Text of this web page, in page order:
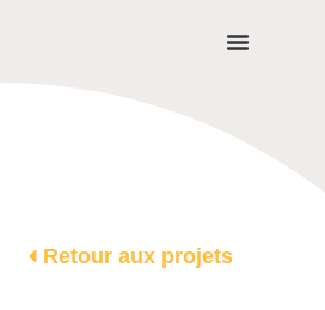
Retour aux projets